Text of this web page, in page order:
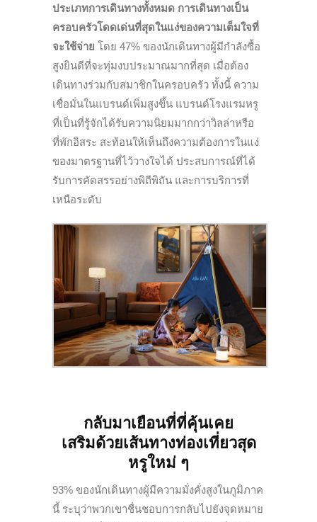
ประเภทการเดินทางทั้งหมด การเดินทางเป็น
ครอบครัวโดดเด่นที่สุดในแง่ของความเต็มใจที่
จะใช้จ่าย โดย 47% ของนักเดินทางผู้มีกำลังซื้อ
สูงยินดีที่จะทุ่มงบประมาณมากที่สุด เมื่อต้อง
เดินทางร่วมกับสมาชิกในครอบครัว ทั้งนี้ ความ
เชื่อมั่นในแบรนด์เพิ่มสูงขึ้น แบรนด์โรงแรมหรู
ที่เป็นที่รู้จักได้รับความนิยมมากกว่าวิลล่าหรือ
ที่พักอิสระ สะท้อนให้เห็นถึงความต้องการในแง่
ของมาตรฐานที่ไว้วางใจได้ ประสบการณ์ที่ได้
รับการคัดสรรอย่างพิถีพิถัน และการบริการที่
เหนือระดับ
กลับมาเยือนที่ที่คุ้นเคย
เสริมด้วยเส้นทางท่องเที่ยวสุด
หรูใหม่ ๆ
93% ของนักเดินทางผู้มีความมั่งคั่งสูงในภูมิภาค
นี้ ระบุว่าพวกเขาชื่นชอบการกลับไปยังจุดหมาย